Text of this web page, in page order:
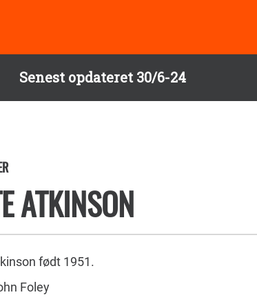
Senest opdateret 30/6-24
ATKINSON
født 1951.
Foley